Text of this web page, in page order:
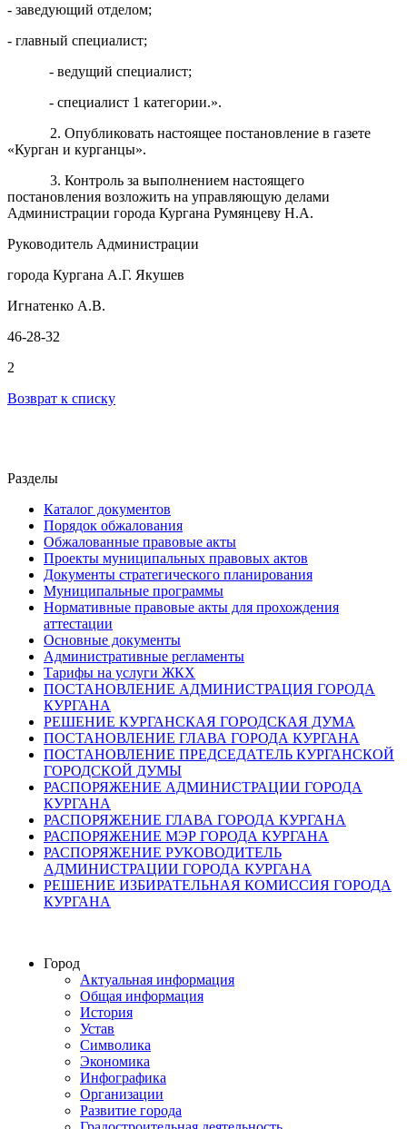
- заведующий отделом;
- главный специалист;
- ведущий специалист;
- специалист 1 категории.».
2. Опубликовать настоящее постановление в газете
«Курган и курганцы».
3. Контроль за выполнением настоящего
постановления возложить на управляющую делами
Администрации города Кургана Румянцеву Н.А.
Руководитель Администрации
города Кургана А.Г. Якушев
Игнатенко А.В.
46-28-32
2
Возврат к списку
Разделы
Каталог документов
Порядок обжалования
Обжалованные правовые акты
Проекты муниципальных правовых актов
Документы стратегического планирования
Муниципальные программы
Нормативные правовые акты для прохождения
аттестации
Основные документы
Административные регламенты
Тарифы на услуги ЖКХ
ПОСТАНОВЛЕНИЕ АДМИНИСТРАЦИЯ ГОРОДА
КУРГАНА
РЕШЕНИЕ КУРГАНСКАЯ ГОРОДСКАЯ ДУМА
ПОСТАНОВЛЕНИЕ ГЛАВА ГОРОДА КУРГАНА
ПОСТАНОВЛЕНИЕ ПРЕДСЕДАТЕЛЬ КУРГАНСКОЙ
ГОРОДСКОЙ ДУМЫ
РАСПОРЯЖЕНИЕ АДМИНИСТРАЦИИ ГОРОДА
КУРГАНА
РАСПОРЯЖЕНИЕ ГЛАВА ГОРОДА КУРГАНА
РАСПОРЯЖЕНИЕ МЭР ГОРОДА КУРГАНА
РАСПОРЯЖЕНИЕ РУКОВОДИТЕЛЬ
АДМИНИСТРАЦИИ ГОРОДА КУРГАНА
РЕШЕНИЕ ИЗБИРАТЕЛЬНАЯ КОМИССИЯ ГОРОДА
КУРГАНА
Город
Актуальная информация
Общая информация
История
Устав
Символика
Экономика
Инфографика
Организации
Развитие города